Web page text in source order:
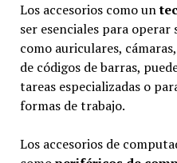
Los accesorios como un
ser esenciales para
como auriculares,
de códigos de barras,
tareas especializadas o
formas de trabajo.
Los accesorios de